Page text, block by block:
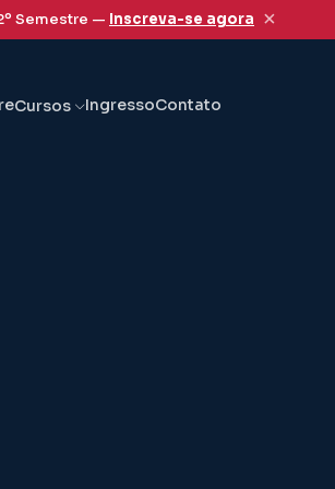
Semestre — Inscreva-se agora ×
Cursos IngressoContato